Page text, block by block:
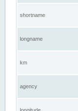
shortname
longname
km
agency